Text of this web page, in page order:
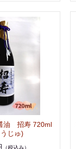
油 招寿 720ml
じゅ)
（税込み）